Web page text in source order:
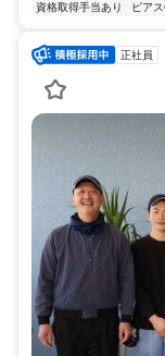
資格取得手当あり
ピア
正社員